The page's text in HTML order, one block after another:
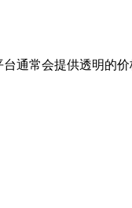
通常会提供透明的